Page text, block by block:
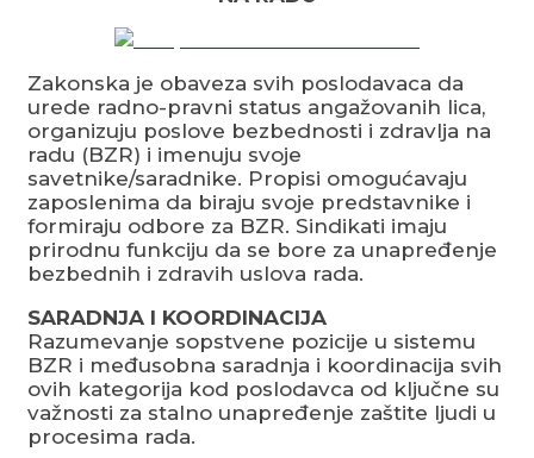
Zakonska je obaveza svih poslodavaca da
urede radno-pravni status angažovanih lica,
organizuju poslove bezbednosti i zdravlja na
radu (BZR) i imenuju svoje
savetnike/saradnike. Propisi omogućavaju
zaposlenima da biraju svoje predstavnike i
formiraju odbore za BZR. Sindikati imaju
prirodnu funkciju da se bore za unapređenje
bezbednih i zdravih uslova rada.
SARADNJA I KOORDINACIJA
Razumevanje sopstvene pozicije u sistemu
BZR i međusobna saradnja i koordinacija svih
ovih kategorija kod poslodavca od ključne su
važnosti za stalno unapređenje zaštite ljudi u
procesima rada.